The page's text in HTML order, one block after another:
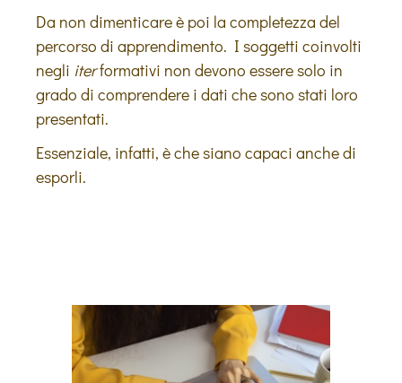
Da non dimenticare è poi la completezza del
percorso di apprendimento. I soggetti coinvolti
negli iterformativi non devono essere solo in
grado di comprendere i dati che sono stati loro
presentati.
Essenziale, infatti, è che siano capaci anche di
esporli.